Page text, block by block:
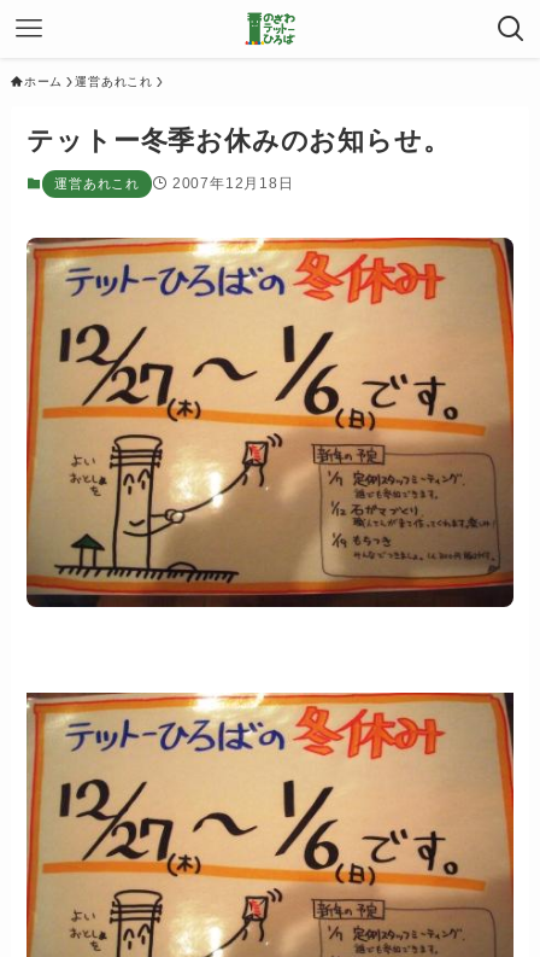
ホーム 運営あれこれ
テットー冬季お休みのお知らせ。
運営あれこれ 2007年12月18日